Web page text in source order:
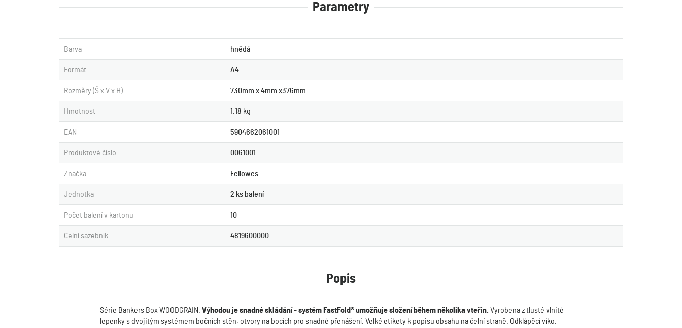
Parametry
Barva hnědá
Formát A4
Rozměry (Š x V x H) 730mm x 4mm x376mm
Hmotnost 1.18 kg
EAN 5904662061001
Produktové číslo 0061001
Značka Fellowes
Jednotka 2 ks balení
Počet balení v kartonu 10
Celní sazebník 4819600000
Popis
Série Bankers Box WOODGRAIN. Výhodou je snadné skládání - systém FastFold® umožňuje složení během několika vteřin. Vyrobena z tlusté vlnité
lepenky s dvojitým systémem bočních stěn, otvory na bocích pro snadné přenášení. Velké etikety k popisu obsahu na čelní straně. Odklápěcí víko.